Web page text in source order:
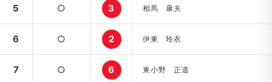
5 ○ 3 相馬 康夫
6 ○ 2 伊東 玲衣
7 ○ 6 東小野 正道